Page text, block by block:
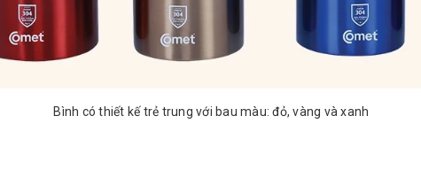
Bình có thiết kế trẻ trung với bau màu: đỏ, vàng và xanh